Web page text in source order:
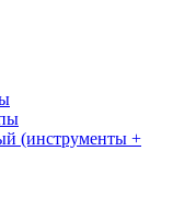
(инструменты +